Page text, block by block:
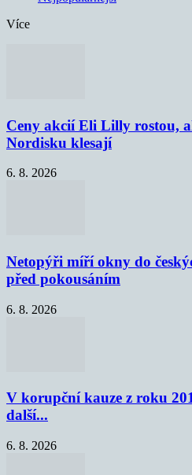
Více
Ceny akcií Eli Lilly rostou,
Nordisku klesají
6. 8. 2026
Netopýři míří okny do
před pokousáním
6. 8. 2026
V korupční kauze z roku
další...
6. 8. 2026